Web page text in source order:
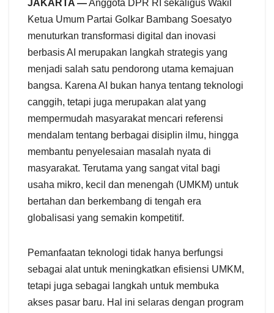
JAKARTA —Anggota DPR RI sekaligus Wakil
Ketua Umum Partai Golkar Bambang Soesatyo
menuturkan transformasi digital dan inovasi
berbasis AI merupakan langkah strategis yang
menjadi salah satu pendorong utama kemajuan
bangsa. Karena AI bukan hanya tentang teknologi
canggih, tetapi juga merupakan alat yang
mempermudah masyarakat mencari referensi
mendalam tentang berbagai disiplin ilmu, hingga
membantu penyelesaian masalah nyata di
masyarakat. Terutama yang sangat vital bagi
usaha mikro, kecil dan menengah (UMKM) untuk
bertahan dan berkembang di tengah era
globalisasi yang semakin kompetitif.
Pemanfaatan teknologi tidak hanya berfungsi
sebagai alat untuk meningkatkan efisiensi UMKM,
tetapi juga sebagai langkah untuk membuka
akses pasar baru. Hal ini selaras dengan program